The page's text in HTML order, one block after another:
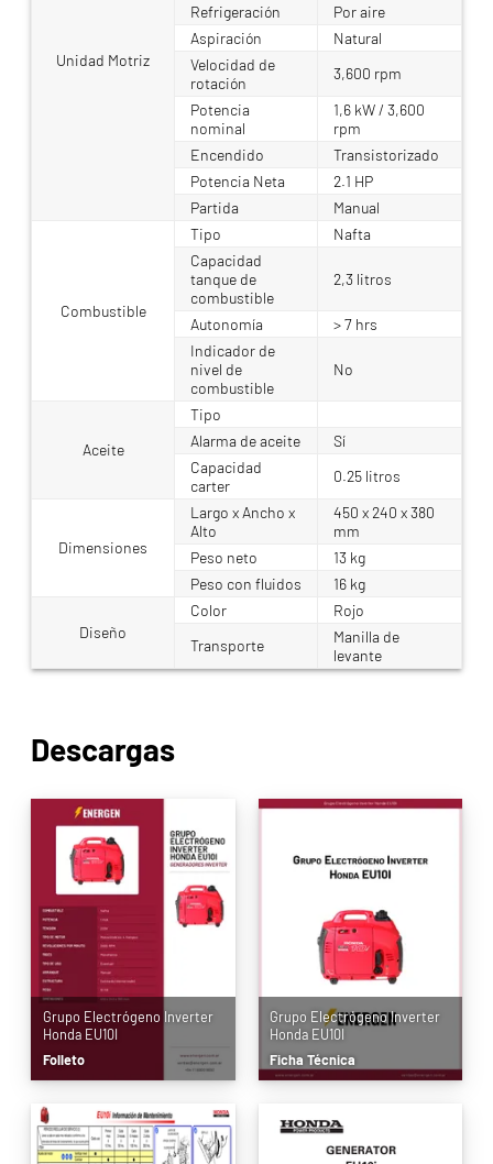
Unidad Motriz
Refrigeración
Por aire
Aspiración
Natural
Velocidad de
rotación
3,600 rpm
Potencia
nominal
1,6 kW / 3,600
rpm
Encendido
Transistorizado
Potencia Neta
2.1 HP
Partida
Manual
Combustible
Tipo
Nafta
Capacidad
tanque de
combustible
2,3 litros
Autonomía
> 7 hrs
Indicador de
nivel de
combustible
No
Aceite
Tipo
Alarma de aceite
Sí
Capacidad
carter
0.25 litros
Dimensiones
Largo x Ancho x
Alto
450 x 240 x 380
mm
Peso neto
13 kg
Peso con fluidos
16 kg
Diseño
Color
Rojo
Transporte
Manilla de
levante
Descargas
Grupo Electrógeno Inverter
Honda EU10I
Folleto
Grupo Electrógeno Inverter
Honda EU10I
Ficha Técnica